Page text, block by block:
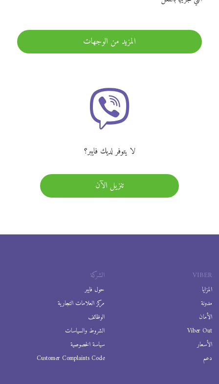
المزيد من الوجهات
لا يتوفر لديك فايبر؟
تنزيل الآن
VIBER
المزايا
مدونة
الأمان
Viber Out
الأسعار
دعم
الشركة
حول فايبر
مركز العلامات التجارية
الوظائف
الشروط والسياسات
سياسة الخصوصية
Customer Complaints Code